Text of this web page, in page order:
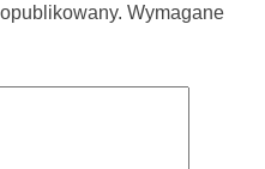
Wymagane